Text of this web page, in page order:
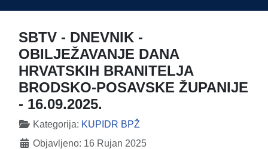
SBTV - DNEVNIK -
OBILJEŽAVANJE DANA
HRVATSKIH BRANITELJA
BRODSKO-POSAVSKE ŽUPANIJE
- 16.09.2025.
DetaljiKategorija: KUPIDR BPŽ
Objavljeno: 16 Rujan 2025